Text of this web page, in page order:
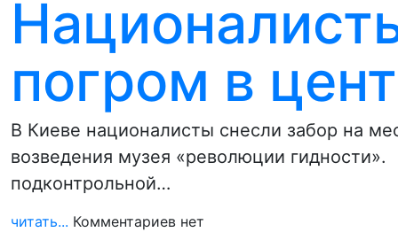
погром в
В ​Киеве националисты снесли забор на
возведения музея «революции
подконтрольной…
читать... Комментариев нет